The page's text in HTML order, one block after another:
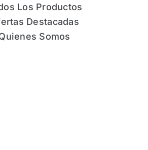
Los Productos
Destacadas
Somos